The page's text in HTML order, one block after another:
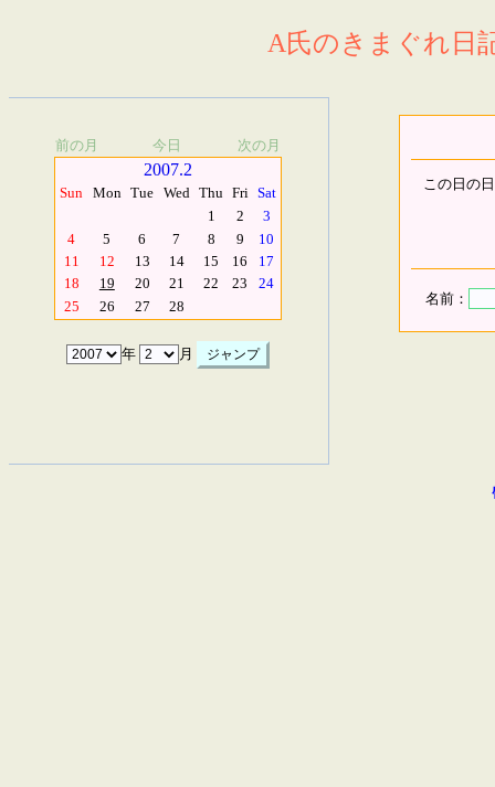
A氏のきまぐれ日
前の月 今日 次の月
2007.2
Sun Mon Tue Wed Thu Fri Sat
1
2
3
4
5 6 7 8 9
10
11
12 13 14 15 16
17
18
19 20 21 22 23
24
25
26 27 28
年 月
この日の
名前：